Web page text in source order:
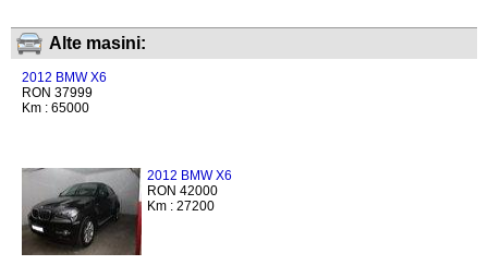
Alte masini:
2012 BMW X6
RON 37999
Km : 65000
2012 BMW X6
RON 42000
Km : 27200